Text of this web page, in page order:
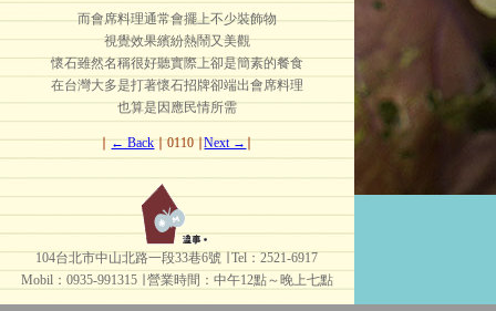
而會席料理通常會擺上不少裝飾物
視覺效果繽紛熱鬧又美觀
懷石雖然名稱很好聽實際上卻是簡素的餐食
在台灣大多是打著懷石招牌卻端出會席料理
也算是因應民情所需
∣← Back∣ 0110 ∣Next →∣
104台北市中山北路一段33巷6號 ∣ Tel：2521-6917
Mobil：0935-991315 ∣
營業時間：中午12點～晚上七點